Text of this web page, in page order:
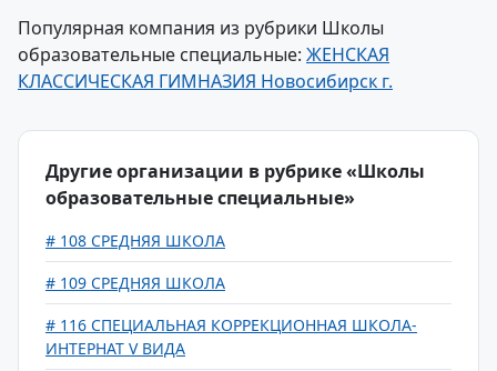
Популярная компания из рубрики Школы
образовательные специальные: ЖЕНСКАЯ
КЛАССИЧЕСКАЯ ГИМНАЗИЯ Новосибирск г.
Другие организации в рубрике «Школы
образовательные специальные»
# 108 СРЕДНЯЯ ШКОЛА
# 109 СРЕДНЯЯ ШКОЛА
# 116 СПЕЦИАЛЬНАЯ КОРРЕКЦИОННАЯ ШКОЛА-
ИНТЕРНАТ V ВИДА